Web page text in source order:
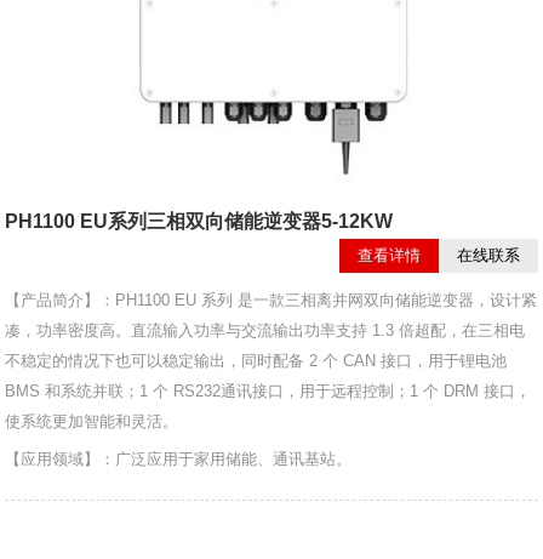
PH1100 EU系列三相双向储能逆变器5-12KW
查看详情 在线联系
【产品简介】：PH1100 EU 系列 是一款三相离并网双向储能逆变器，设计紧
凑，功率密度高。直流输入功率与交流输出功率支持 1.3 倍超配，在三相电
不稳定的情况下也可以稳定输出，同时配备 2 个 CAN 接口，用于锂电池
BMS 和系统并联；1 个 RS232通讯接口，用于远程控制；1 个 DRM 接口，
使系统更加智能和灵活。
【应用领域】：广泛应用于家用储能、通讯基站。